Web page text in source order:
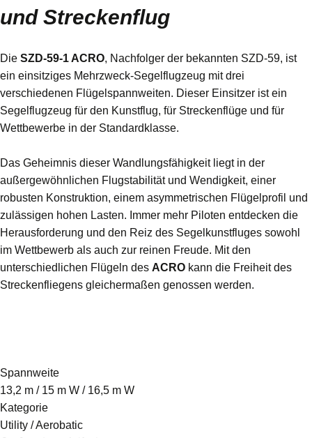
und Streckenflug
Die SZD-59-1 ACRO, Nachfolger der bekannten SZD-59, ist
ein einsitziges Mehrzweck-Segelflugzeug mit drei
verschiedenen Flügelspannweiten. Dieser Einsitzer ist ein
Segelflugzeug für den Kunstflug, für Streckenflüge und für
Wettbewerbe in der Standardklasse.
Das Geheimnis dieser Wandlungsfähigkeit liegt in der
außergewöhnlichen Flugstabilität und Wendigkeit, einer
robusten Konstruktion, einem asymmetrischen Flügelprofil und
zulässigen hohen Lasten. Immer mehr Piloten entdecken die
Herausforderung und den Reiz des Segelkunstfluges sowohl
im Wettbewerb als auch zur reinen Freude. Mit den
unterschiedlichen Flügeln des ACRO kann die Freiheit des
Streckenfliegens gleichermaßen genossen werden.
Spannweite
13,2 m / 15 m W / 16,5 m W
Kategorie
Utility / Aerobatic